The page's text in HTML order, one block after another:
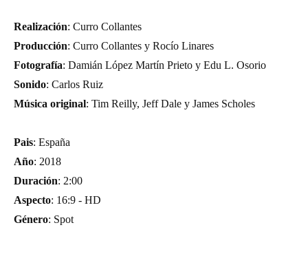
Realización: Curro Collantes
Producción: Curro Collantes y Rocío Linares
Fotografía: Damián López Martín Prieto y Edu L. Osorio
Sonido: Carlos Ruiz
Música original: Tim Reilly, Jeff Dale y James Scholes
Pais: España
Año: 2018
Duración: 2:00
Aspecto: 16:9 - HD
Género: Spot